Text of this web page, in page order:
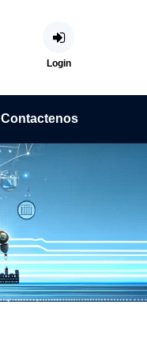
Login
Contactenos